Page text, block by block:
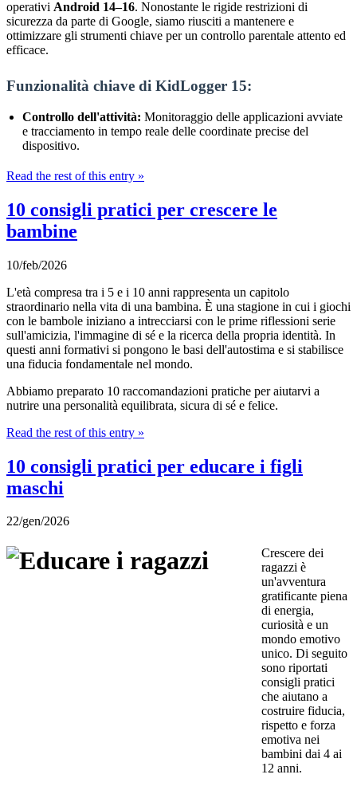
operativi Android 14–16. Nonostante le rigide restrizioni di
sicurezza da parte di Google, siamo riusciti a mantenere e
ottimizzare gli strumenti chiave per un controllo parentale attento ed
efficace.
Funzionalità chiave di KidLogger 15:
Controllo dell'attività: Monitoraggio delle applicazioni avviate
e tracciamento in tempo reale delle coordinate precise del
dispositivo.
Read the rest of this entry »
10 consigli pratici per crescere le
bambine
10/feb/2026
L'età compresa tra i 5 e i 10 anni rappresenta un capitolo
straordinario nella vita di una bambina. È una stagione in cui i giochi
con le bambole iniziano a intrecciarsi con le prime riflessioni serie
sull'amicizia, l'immagine di sé e la ricerca della propria identità. In
questi anni formativi si pongono le basi dell'autostima e si stabilisce
una fiducia fondamentale nel mondo.
Abbiamo preparato 10 raccomandazioni pratiche per aiutarvi a
nutrire una personalità equilibrata, sicura di sé e felice.
Read the rest of this entry »
10 consigli pratici per educare i figli
maschi
22/gen/2026
Crescere dei
ragazzi è
un'avventura
gratificante piena
di energia,
curiosità e un
mondo emotivo
unico. Di seguito
sono riportati
consigli pratici
che aiutano a
costruire fiducia,
rispetto e forza
emotiva nei
bambini dai 4 ai
12 anni.